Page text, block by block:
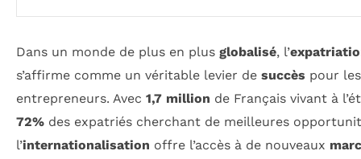
Dans un monde de plus en plus globalisé, l’
s’affirme comme un véritable levier de succès pour les
entrepreneurs. Avec 1,7 million de Français vivant à
72% des expatriés cherchant de meilleures
l’internationalisation offre l’accès à de nouveaux